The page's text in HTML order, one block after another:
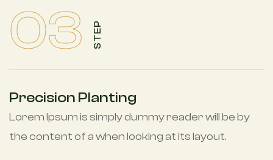
03 STEP
Precision Planting
Lorem Ipsum is simply dummy reader will be by
the content of a when looking at its layout.